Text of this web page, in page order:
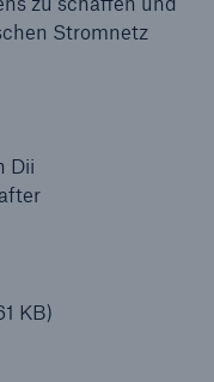
Stromnetz
Dii
KB)